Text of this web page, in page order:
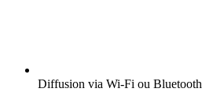
Diffusion via Wi-Fi ou Bluetooth